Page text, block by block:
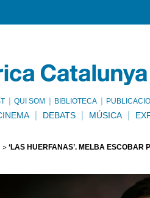
QUI SOM BIBLIOTECA
DEBATS MÚSICA
‘LAS HUÉRFANAS’. MELBA ESCOBAR